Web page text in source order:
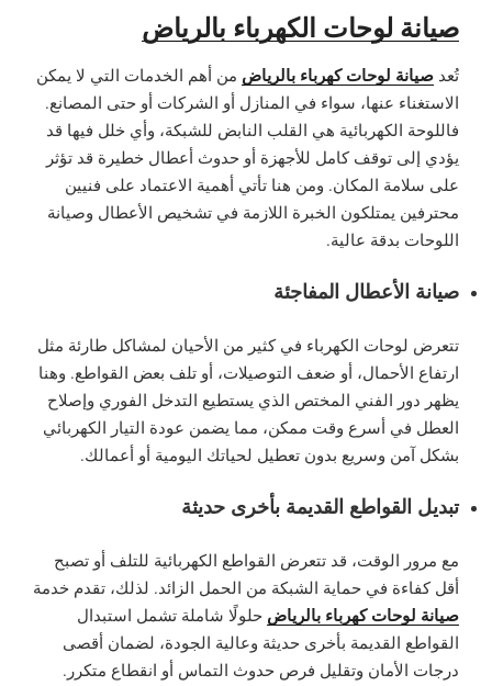
صيانة لوحات الكهرباء بالرياض
تُعد صيانة لوحات كهرباء بالرياض من أهم الخدمات التي لا يمكن
الاستغناء عنها، سواء في المنازل أو الشركات أو حتى المصانع.
فاللوحة الكهربائية هي القلب النابض للشبكة، وأي خلل فيها قد
يؤدي إلى توقف كامل للأجهزة أو حدوث أعطال خطيرة قد تؤثر
على سلامة المكان. ومن هنا تأتي أهمية الاعتماد على فنيين
محترفين يمتلكون الخبرة اللازمة في تشخيص الأعطال وصيانة
اللوحات بدقة عالية.
صيانة الأعطال المفاجئة
تتعرض لوحات الكهرباء في كثير من الأحيان لمشاكل طارئة مثل
ارتفاع الأحمال، أو ضعف التوصيلات، أو تلف بعض القواطع. وهنا
يظهر دور الفني المختص الذي يستطيع التدخل الفوري وإصلاح
العطل في أسرع وقت ممكن، مما يضمن عودة التيار الكهربائي
بشكل آمن وسريع بدون تعطيل لحياتك اليومية أو أعمالك.
تبديل القواطع القديمة بأخرى حديثة
مع مرور الوقت، قد تتعرض القواطع الكهربائية للتلف أو تصبح
أقل كفاءة في حماية الشبكة من الحمل الزائد. لذلك، تقدم خدمة
صيانة لوحات كهرباء بالرياض حلولًا شاملة تشمل استبدال
القواطع القديمة بأخرى حديثة وعالية الجودة، لضمان أقصى
درجات الأمان وتقليل فرص حدوث التماس أو انقطاع متكرر.